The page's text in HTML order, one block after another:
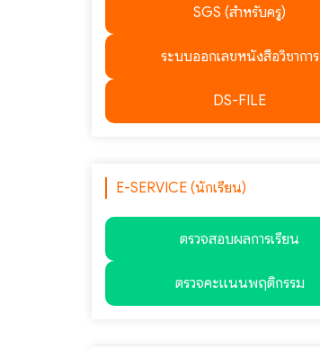
SGS (สำหรับครู)
ระบบออกเลขหนังสือวิชาการ
DS-FILE
E-SERVICE (นักเรียน)
ตรวจสอบผลการเรียน
ตรวจคะแนนพฤติกรรม